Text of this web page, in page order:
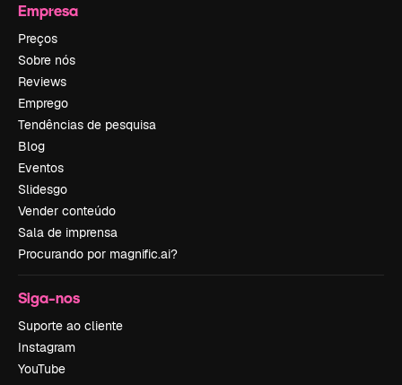
Empresa
Preços
Sobre nós
Reviews
Emprego
Tendências de pesquisa
Blog
Eventos
Slidesgo
Vender conteúdo
Sala de imprensa
Procurando por magnific.ai?
Siga-nos
Suporte ao cliente
Instagram
YouTube